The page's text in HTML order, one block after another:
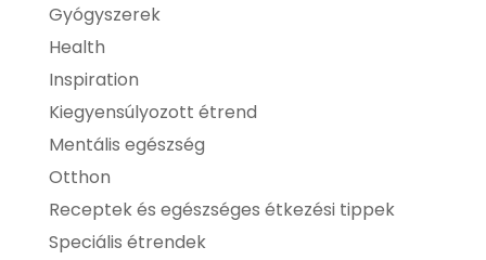
Gyógyszerek
Health
Inspiration
Kiegyensúlyozott étrend
Mentális egészség
Otthon
Receptek és egészséges étkezési tippek
Speciális étrendek